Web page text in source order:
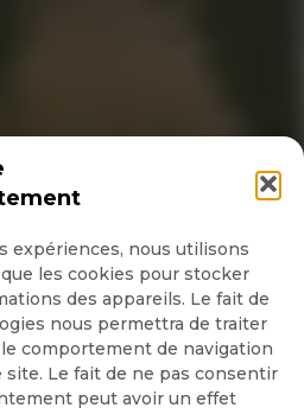
expériences, nous utilisons
les cookies pour stocker
des appareils. Le fait de
nous permettra de traiter
comportement de navigation
site. Le fait de ne pas consentir
peut avoir un effet